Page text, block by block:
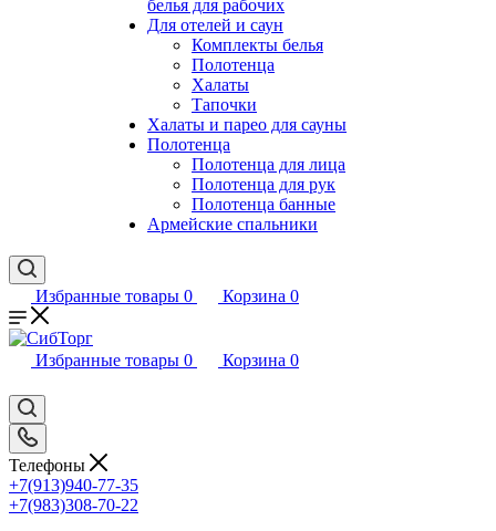
белья для рабочих
Для отелей и саун
Комплекты белья
Полотенца
Халаты
Тапочки
Халаты и парео для сауны
Полотенца
Полотенца для лица
Полотенца для рук
Полотенца банные
Армейские спальники
Избранные товары 0 Корзина 0
Избранные товары 0 Корзина 0
Телефоны
+7(913)940-77-35
+7(983)308-70-22